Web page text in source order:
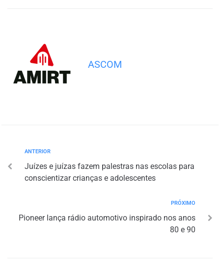
ASCOM
ANTERIOR
Juízes e juízas fazem palestras nas escolas para
conscientizar crianças e adolescentes
PRÓXIMO
Pioneer lança rádio automotivo inspirado nos anos
80 e 90